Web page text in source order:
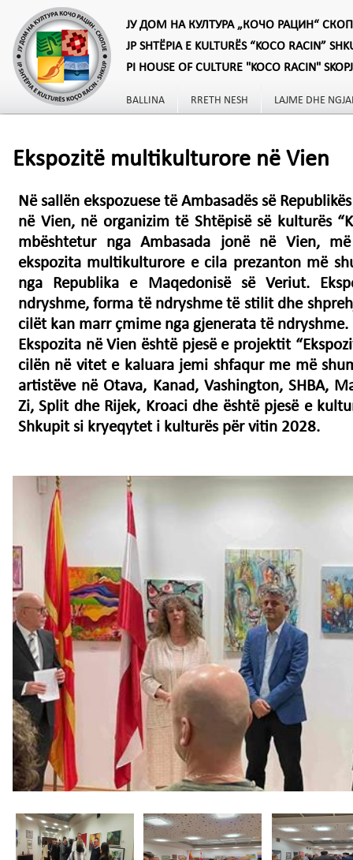
ЈУ ДОМ НА КУЛТУРА „КОЧО РАЦИН“
JP SHTËPIA E KULTURËS “KOCO RACIN”
PI HOUSE OF CULTURE "KOCO RACIN"
BALLINA RRETH NESH LAJME DHE
Ekspozitë multikulturore në Vien
Në sallën ekspozuese të Ambasadës së
në Vien, në organizim të Shtëpisë së kulturës
mbështetur nga Ambasada jonë në Vien,
ekspozita multikulturore e cila prezanton më
nga Republika e Maqedonisë së Veriut.
ndryshme, forma të ndryshme të stilit dhe
cilët kan marr çmime nga gjenerata të ndryshme.
Ekspozita në Vien është pjesë e projektit
cilën në vitet e kaluara jemi shfaqur me më
artistëve në Otava, Kanad, Vashington, SHBA,
Zi, Split dhe Rijek, Kroaci dhe është pjesë e
Shkupit si kryeqytet i kulturës për vitin 2028.